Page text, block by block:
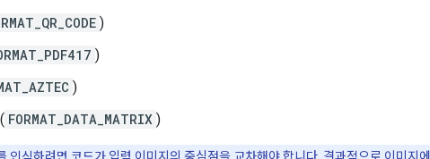
)
)
)
FORMAT_DATA_MATRIX )